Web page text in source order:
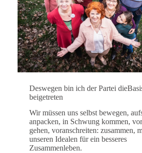
Deswegen bin ich der Partei
beigetreten
Wir müssen uns selbst bewegen,
anpacken, in Schwung kommen,
gehen, voranschreiten: zusammen,
unseren Idealen für ein besseres
Zusammenleben.